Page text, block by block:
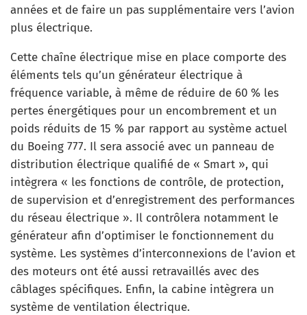
années et de faire un pas supplémentaire vers l’avion
plus électrique.
Cette chaîne électrique mise en place comporte des
éléments tels qu’un générateur électrique à
fréquence variable, à même de réduire de 60 % les
pertes énergétiques pour un encombrement et un
poids réduits de 15 % par rapport au système actuel
du Boeing 777. Il sera associé avec un panneau de
distribution électrique qualifié de « Smart », qui
intègrera « les fonctions de contrôle, de protection,
de supervision et d’enregistrement des performances
du réseau électrique ». Il contrôlera notamment le
générateur afin d’optimiser le fonctionnement du
système. Les systèmes d’interconnexions de l’avion et
des moteurs ont été aussi retravaillés avec des
câblages spécifiques. Enfin, la cabine intègrera un
système de ventilation électrique.